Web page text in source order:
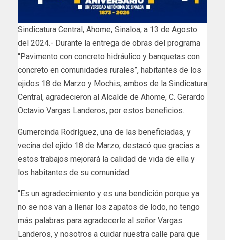
Sindicatura Central, Ahome, Sinaloa, a 13 de Agosto
del 2024.- Durante la entrega de obras del programa
“Pavimento con concreto hidráulico y banquetas con
concreto en comunidades rurales”, habitantes de los
ejidos 18 de Marzo y Mochis, ambos de la Sindicatura
Central, agradecieron al Alcalde de Ahome, C. Gerardo
Octavio Vargas Landeros, por estos beneficios.
Gumercinda Rodríguez, una de las beneficiadas, y
vecina del ejido 18 de Marzo, destacó que gracias a
estos trabajos mejorará la calidad de vida de ella y
los habitantes de su comunidad.
“Es un agradecimiento y es una bendición porque ya
no se nos van a llenar los zapatos de lodo, no tengo
más palabras para agradecerle al señor Vargas
Landeros, y nosotros a cuidar nuestra calle para que